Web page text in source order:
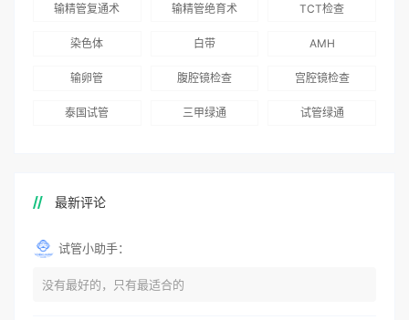
国版）》
输精管复通术 输精管绝育术 TCT检查
染色体 白带 AMH
输卵管 腹腔镜检查 宫腔镜检查
泰国试管 三甲绿通 试管绿通
最新评论
试管小助手：
没有最好的，只有最适合的